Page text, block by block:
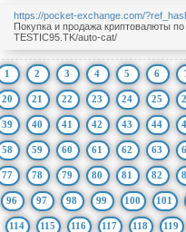
https://pocket-exchange.com/
Покупка и продажа криптовалюты
TESTIC95.TK/auto-cat/
1 2 3 4 5 6
20 21 22 23 24 25
39 40 41 42 43 44
58 59 60 61 62 63
77 78 79 80 81 82
96 97 98 99 100 101
114 115 116 117 118 119